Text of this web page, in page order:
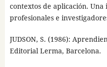
contextos de aplicación.
profesionales e
JUDSON, S. (1986):
Editorial Lerma, Barcelona.